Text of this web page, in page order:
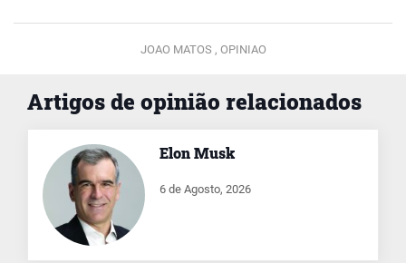
JOAO MATOS , OPINIAO
Artigos de opinião relacionados
Elon Musk
6 de Agosto, 2026